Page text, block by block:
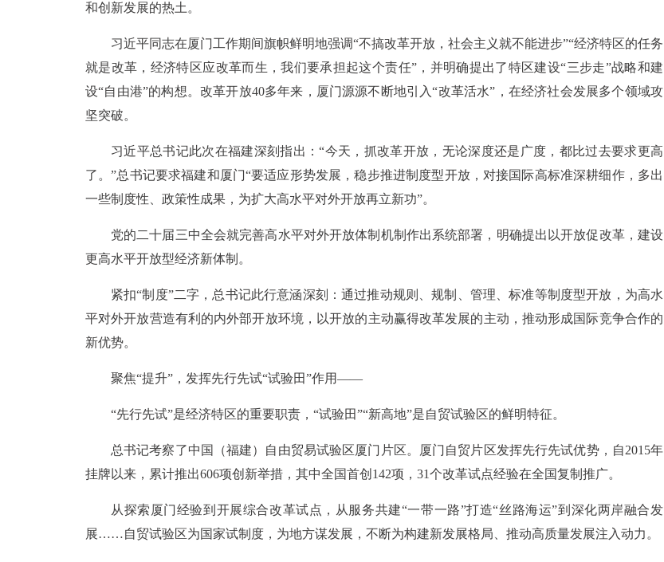
和创新发展的热土。
习近平同志在厦门工作期间旗帜鲜明地强调“不搞改革开放，社会主义就不能进步”“经济特区的任务
就是改革，经济特区应改革而生，我们要承担起这个责任”，并明确提出了特区建设“三步走”战略和建
设“自由港”的构想。改革开放40多年来，厦门源源不断地引入“改革活水”，在经济社会发展多个领域攻
坚突破。
习近平总书记此次在福建深刻指出：“今天，抓改革开放，无论深度还是广度，都比过去要求更高
了。”总书记要求福建和厦门“要适应形势发展，稳步推进制度型开放，对接国际高标准深耕细作，多出
一些制度性、政策性成果，为扩大高水平对外开放再立新功”。
党的二十届三中全会就完善高水平对外开放体制机制作出系统部署，明确提出以开放促改革，建设
更高水平开放型经济新体制。
紧扣“制度”二字，总书记此行意涵深刻：通过推动规则、规制、管理、标准等制度型开放，为高水
平对外开放营造有利的内外部开放环境，以开放的主动赢得改革发展的主动，推动形成国际竞争合作的
新优势。
聚焦“提升”，发挥先行先试“试验田”作用——
“先行先试”是经济特区的重要职责，“试验田”“新高地”是自贸试验区的鲜明特征。
总书记考察了中国（福建）自由贸易试验区厦门片区。厦门自贸片区发挥先行先试优势，自2015年
挂牌以来，累计推出606项创新举措，其中全国首创142项，31个改革试点经验在全国复制推广。
从探索厦门经验到开展综合改革试点，从服务共建“一带一路”打造“丝路海运”到深化两岸融合发
展……自贸试验区为国家试制度，为地方谋发展，不断为构建新发展格局、推动高质量发展注入动力。